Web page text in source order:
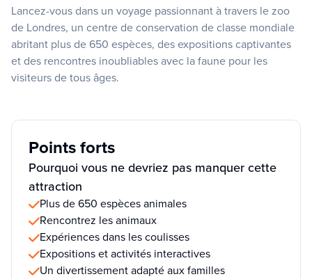
Lancez-vous dans un voyage passionnant à travers le zoo
de Londres, un centre de conservation de classe mondiale
abritant plus de 650 espèces, des expositions captivantes
et des rencontres inoubliables avec la faune pour les
visiteurs de tous âges.
Points forts
Pourquoi vous ne devriez pas manquer cette
attraction
Plus de 650 espèces animales
Rencontrez les animaux
Expériences dans les coulisses
Expositions et activités interactives
Un divertissement adapté aux familles